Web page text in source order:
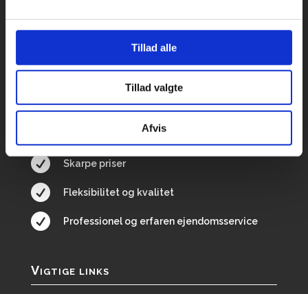
Tillad alle
Tillad valgte
Afvis
CVR: 44445603
Hvorfor vælge os?
Fast tilknyttet medarbejder
 Skarpe priser
 Fleksibilitet og kvalitet
 Professionel og erfaren ejendomsservice
Vigtige links